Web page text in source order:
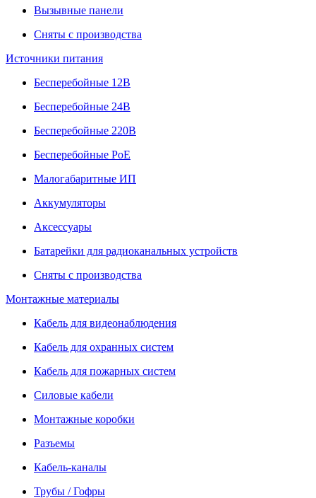
Вызывные панели
Сняты с производства
Источники питания
Бесперебойные 12В
Бесперебойные 24В
Бесперебойные 220В
Бесперебойные PoE
Малогабаритные ИП
Аккумуляторы
Аксессуары
Батарейки для радиоканальных устройств
Сняты с производства
Монтажные материалы
Кабель для видеонаблюдения
Кабель для охранных систем
Кабель для пожарных систем
Силовые кабели
Монтажные коробки
Разъемы
Кабель-каналы
Трубы / Гофры